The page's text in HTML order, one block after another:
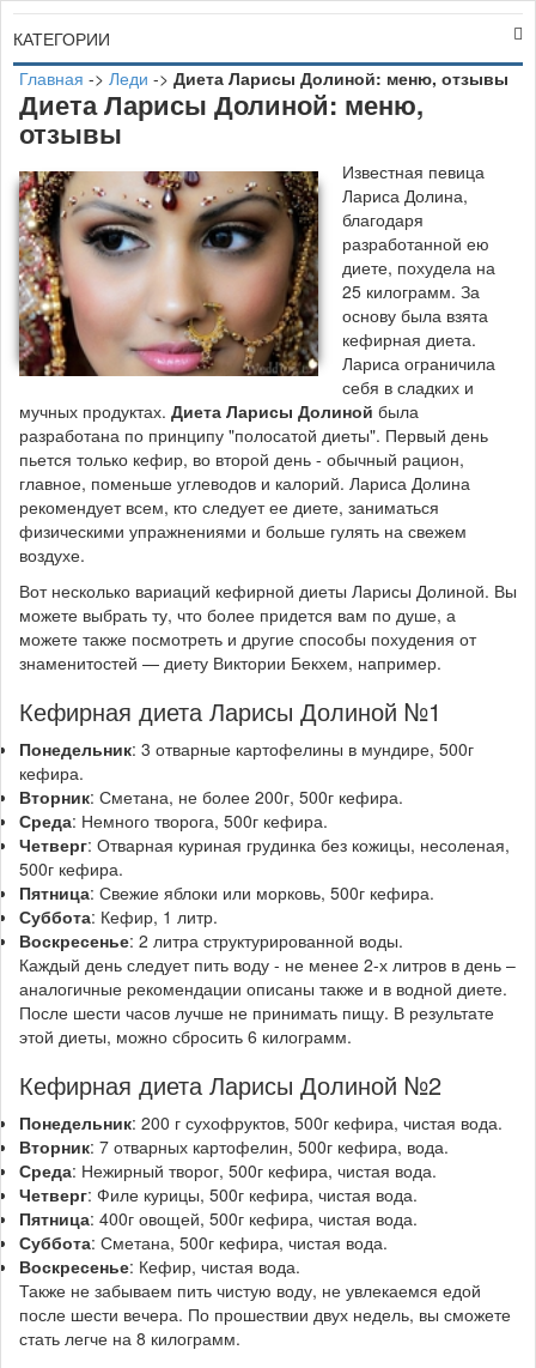
КАТЕГОРИИ
Главная -> Леди -> Диета Ларисы Долиной: меню, отзывы
Диета Ларисы Долиной: меню,
отзывы
Известная певица
Лариса Долина,
благодаря
разработанной ею
диете, похудела на
25 килограмм. За
основу была взята
кефирная диета.
Лариса ограничила
себя в сладких и
мучных продуктах. Диета Ларисы Долиной была
разработана по принципу "полосатой диеты". Первый день
пьется только кефир, во второй день - обычный рацион,
главное, поменьше углеводов и калорий. Лариса Долина
рекомендует всем, кто следует ее диете, заниматься
физическими упражнениями и больше гулять на свежем
воздухе.
Вот несколько вариаций кефирной диеты Ларисы Долиной. Вы
можете выбрать ту, что более придется вам по душе, а
можете также посмотреть и другие способы похудения от
знаменитостей — диету Виктории Бекхем, например.
Кефирная диета Ларисы Долиной №1
Понедельник: 3 отварные картофелины в мундире, 500г
кефира.
Вторник: Сметана, не более 200г, 500г кефира.
Среда: Немного творога, 500г кефира.
Четверг: Отварная куриная грудинка без кожицы, несоленая,
500г кефира.
Пятница: Свежие яблоки или морковь, 500г кефира.
Суббота: Кефир, 1 литр.
Воскресенье: 2 литра структурированной воды.
Каждый день следует пить воду - не менее 2-х литров в день –
аналогичные рекомендации описаны также и в водной диете.
После шести часов лучше не принимать пищу. В результате
этой диеты, можно сбросить 6 килограмм.
Кефирная диета Ларисы Долиной №2
Понедельник: 200 г сухофруктов, 500г кефира, чистая вода.
Вторник: 7 отварных картофелин, 500г кефира, вода.
Среда: Нежирный творог, 500г кефира, чистая вода.
Четверг: Филе курицы, 500г кефира, чистая вода.
Пятница: 400г овощей, 500г кефира, чистая вода.
Суббота: Сметана, 500г кефира, чистая вода.
Воскресенье: Кефир, чистая вода.
Также не забываем пить чистую воду, не увлекаемся едой
после шести вечера. По прошествии двух недель, вы сможете
стать легче на 8 килограмм.